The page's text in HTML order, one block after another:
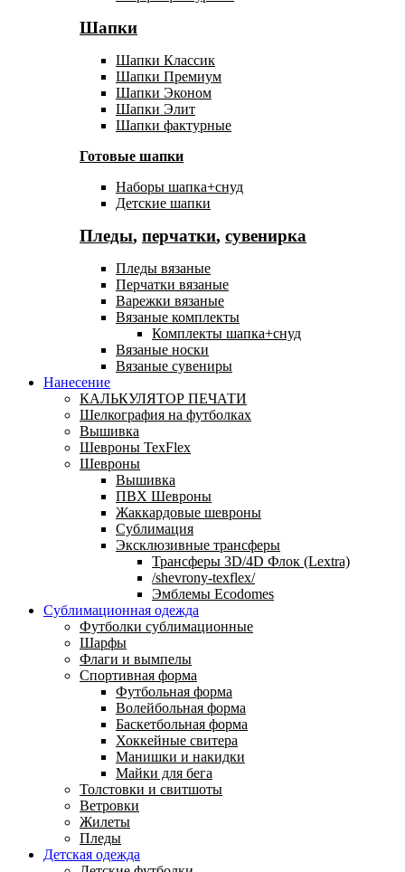
Шапки
Шапки Классик
Шапки Премиум
Шапки Эконом
Шапки Элит
Шапки фактурные
Готовые шапки
Наборы шапка+снуд
Детские шапки
Пледы, перчатки, сувенирка
Пледы вязаные
Перчатки вязаные
Варежки вязаные
Вязаные комплекты
Комплекты шапка+снуд
Вязаные носки
Вязаные сувениры
Нанесение
КАЛЬКУЛЯТОР ПЕЧАТИ
Шелкография на футболках
Вышивка
Шевроны TexFlex
Шевроны
Вышивка
ПВХ Шевроны
Жаккардовые шевроны
Сублимация
Эксклюзивные трансферы
Трансферы 3D/4D Флок (Lextra)
/shevrony-texflex/
Эмблемы Ecodomes
Сублимационная одежда
Футболки сублимационные
Шарфы
Флаги и вымпелы
Спортивная форма
Футбольная форма
Волейбольная форма
Баскетбольная форма
Хоккейные свитера
Манишки и накидки
Майки для бега
Толстовки и свитшоты
Ветровки
Жилеты
Пледы
Детская одежда